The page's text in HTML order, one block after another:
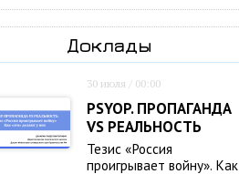
Доклады
30 июля / 00:00
PSYOP. ПРОПАГАНДА
VS РЕАЛЬНОСТЬ
Тезис «Россия
проигрывает войну». Как